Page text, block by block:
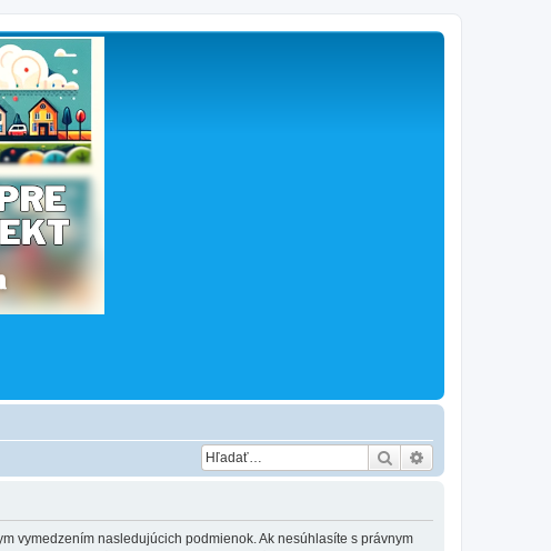
Hľadať
vymedzením nasledujúcich podmienok. Ak nesúhlasíte s právnym